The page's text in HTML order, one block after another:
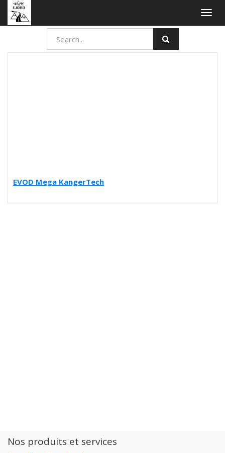
EVOD Mega KangerTech
Nos produits et services